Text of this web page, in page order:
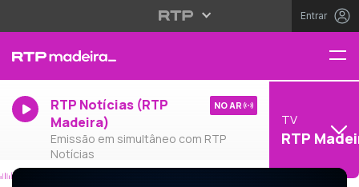
Entrar
RTP Notícias (RTP
Madeira)
Emissão em simultâneo com RTP
Notícias
NO AR
TV
RTP